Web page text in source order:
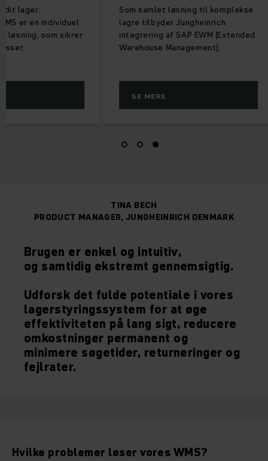
dit lager:
er en individuel
løsning, som sikrer
Som samlet løsning til komplekse
lagre tilbyder Jungheinrich
integrering af SAP EWM (Extended
Warehouse Management).
SE MERE
TINA BECH
PRODUCT MANAGER, JUNGHEINRICH DENMARK
Brugen er enkel og intuitiv,
og samtidig ekstremt gennemsigtig.
Udforsk det fulde potentiale i vores
lagerstyringssystem for at øge
effektiviteten på lang sigt, reducere
omkostninger permanent og
minimere søgetider, returneringer og
fejlrater.
Hvilke problemer løser vores WMS?